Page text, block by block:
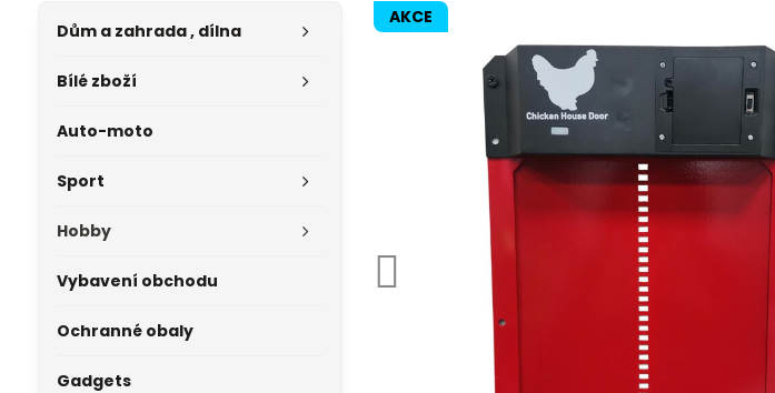
AKCE
Dům a zahrada , dílna
Bílé zboží
Auto-moto
Sport
Hobby
Vybavení obchodu
Ochranné obaly
Gadgets